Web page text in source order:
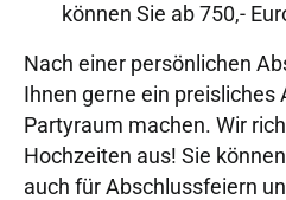
können Sie ab 750,-
Nach einer persönlichen
Ihnen gerne ein preisliches
Partyraum machen. Wir
Hochzeiten aus! Sie
auch für Abschlussfeiern